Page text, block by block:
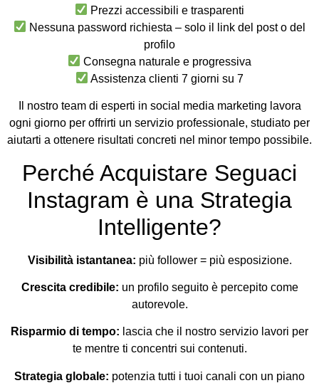
Prezzi accessibili e trasparenti
Nessuna password richiesta – solo il link del post o del
profilo
Consegna naturale e progressiva
Assistenza clienti 7 giorni su 7
Il nostro team di esperti in social media marketing lavora
ogni giorno per offrirti un servizio professionale, studiato per
aiutarti a ottenere risultati concreti nel minor tempo possibile.
Perché Acquistare Seguaci
Instagram è una Strategia
Intelligente?
Visibilità istantanea: più follower = più esposizione.
Crescita credibile: un profilo seguito è percepito come
autorevole.
Risparmio di tempo: lascia che il nostro servizio lavori per
te mentre ti concentri sui contenuti.
Strategia globale: potenzia tutti i tuoi canali con un piano